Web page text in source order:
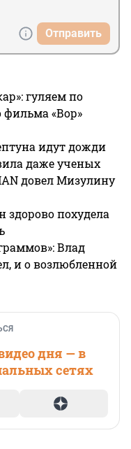
Отправить
гуляем по
фильма «Вор»
идут дожди
даже ученых
довел Мизулину
здорово похудела
Влад
и о возлюбленной
дня — в
сетях